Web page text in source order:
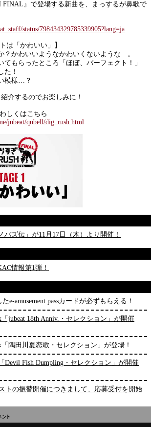
FINAL』で登場する新曲を、まっするが鼻歌で
status/798434329785339905?lang=ja
は「かわいい」】
？かわいいようなかわいくないような…。
てもらったところ「ほぼ、パーフェクト！」
た！
模様…？
介するのでお楽しみに！
しくはこちら
jubeat/qubell/dig_rush.html
バズ伝」が11月17日（木）より開催！
情報第1弾！
e-amusement passカードが必ずもらえる！
jubeat 18th Anniv.・セレクション」が開催
隅田川夏恋歌・セレクション」が登場！
Devil Fish Dumpling・セレクション」が開催
トの振替開催につきまして、応募受付を開始